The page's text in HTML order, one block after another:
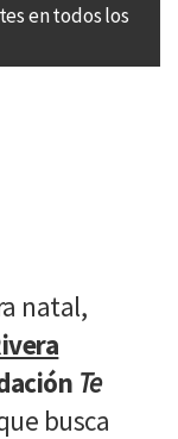
en todos los
natal,
Te
busca